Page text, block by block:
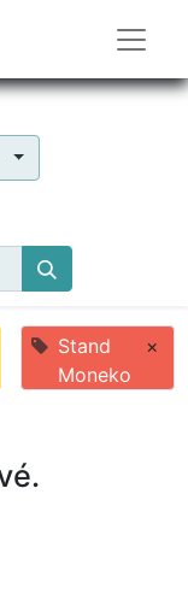
Stand
Moneko
×